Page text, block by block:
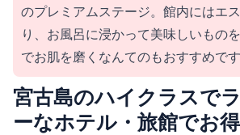
のプレミアムステージ。館内にはエ
り、お風呂に浸かって美味しいもの
でお肌を磨くなんてのもおすすめです
宮古島のハイクラスで
ーなホテル・旅館でお